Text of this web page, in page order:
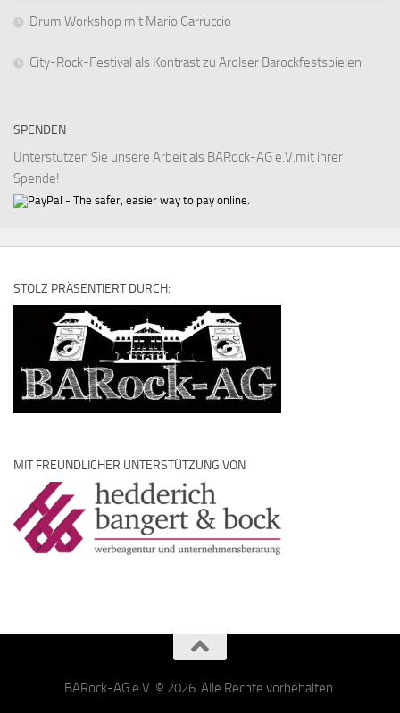
Drum Workshop mit Mario Garruccio
City-Rock-Festival als Kontrast zu Arolser Barockfestspielen
SPENDEN
Unterstützen Sie unsere Arbeit als BARock-AG e.V.mit ihrer
Spende!
STOLZ PRÄSENTIERT DURCH:
MIT FREUNDLICHER UNTERSTÜTZUNG VON
BARock-AG e.V. © 2026. Alle Rechte vorbehalten.